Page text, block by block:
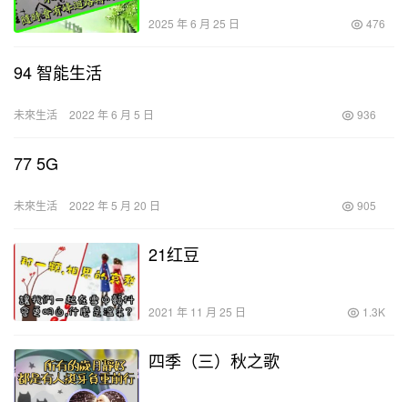
2025 年 6 月 25 日 476
94 智能生活
未來生活 2022 年 6 月 5 日 936
77 5G
未來生活 2022 年 5 月 20 日 905
21红豆
2021 年 11 月 25 日 1.3K
四季（三）秋之歌